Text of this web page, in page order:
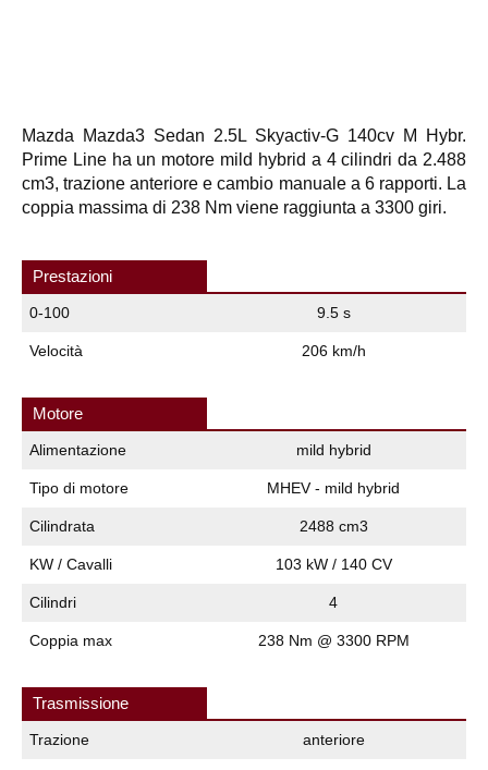
Mazda Mazda3 Sedan 2.5L Skyactiv-G 140cv M Hybr.
Prime Line ha un motore mild hybrid a 4 cilindri da 2.488
cm3, trazione anteriore e cambio manuale a 6 rapporti. La
coppia massima di 238 Nm viene raggiunta a 3300 giri.
Prestazioni
0-100 9.5 s
Velocità 206 km/h
Motore
Alimentazione mild hybrid
Tipo di motore MHEV - mild hybrid
Cilindrata 2488 cm3
KW / Cavalli 103 kW / 140 CV
Cilindri 4
Coppia max 238 Nm @ 3300 RPM
Trasmissione
Trazione anteriore